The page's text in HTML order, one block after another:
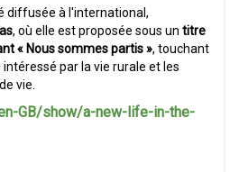
diffusée à l'international,
, où elle est proposée sous un titre
« Nous sommes partis », touchant
par la vie rurale et les
vie.
GB/show/a-new-life-in-the-